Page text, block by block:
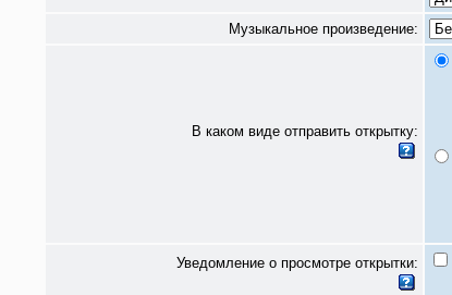
Музыкальное произведение:
В каком виде отправить открытку:
Уведомление о просмотре открытки: